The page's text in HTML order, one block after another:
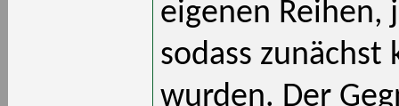
eigenen Reihen,
sodass
wurden. Der